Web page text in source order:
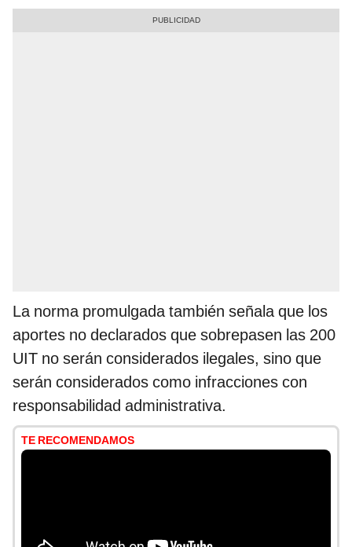
La norma promulgada también señala que los
aportes no declarados que sobrepasen las 200
UIT no serán considerados ilegales, sino que
serán considerados como infracciones con
responsabilidad administrativa.
TE RECOMENDAMOS